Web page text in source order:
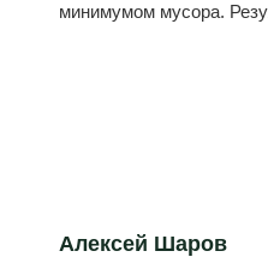
минимумом мусора.
Алексей Шаров